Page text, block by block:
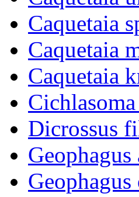
Caquetaia
Caquetaia
Caquetaia
Dicrossus